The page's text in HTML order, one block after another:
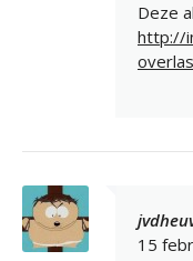
Deze
http://
15